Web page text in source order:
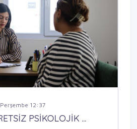
12:37
PSİKOLOJİK ...